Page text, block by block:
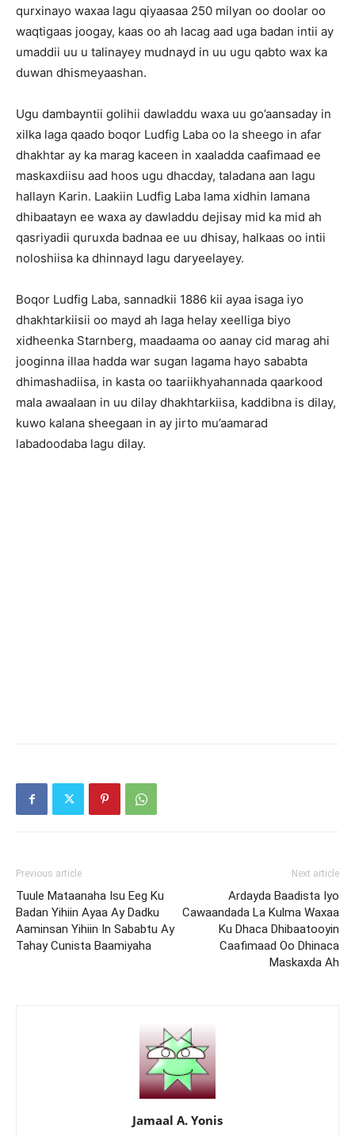
qurxinayo waxaa lagu qiyaasaa 250 milyan oo doolar oo
waqtigaas joogay, kaas oo ah lacag aad uga badan intii ay
umaddii uu u talinayey mudnayd in uu ugu qabto wax ka
duwan dhismeyaashan.
Ugu dambayntii golihii dawladdu waxa uu go’aansaday in
xilka laga qaado boqor Ludfig Laba oo la sheego in afar
dhakhtar ay ka marag kaceen in xaaladda caafimaad ee
maskaxdiisu aad hoos ugu dhacday, taladana aan lagu
hallayn Karin. Laakiin Ludfig Laba lama xidhin lamana
dhibaatayn ee waxa ay dawladdu dejisay mid ka mid ah
qasriyadii quruxda badnaa ee uu dhisay, halkaas oo intii
noloshiisa ka dhinnayd lagu daryeelayey.
Boqor Ludfig Laba, sannadkii 1886 kii ayaa isaga iyo
dhakhtarkiisii oo mayd ah laga helay xeelliga biyo
xidheenka Starnberg, maadaama oo aanay cid marag ahi
jooginna illaa hadda war sugan lagama hayo sababta
dhimashadiisa, in kasta oo taariikhyahannada qaarkood
mala awaalaan in uu dilay dhakhtarkiisa, kaddibna is dilay,
kuwo kalana sheegaan in ay jirto mu’aamarad
labadoodaba lagu dilay.
Previous article
Tuule Mataanaha Isu Eeg Ku
Badan Yihiin Ayaa Ay Dadku
Aaminsan Yihiin In Sababtu Ay
Tahay Cunista Baamiyaha
Next article
Ardayda Baadista Iyo
Cawaandada La Kulma Waxaa
Ku Dhaca Dhibaatooyin
Caafimaad Oo Dhinaca
Maskaxda Ah
Jamaal A. Yonis